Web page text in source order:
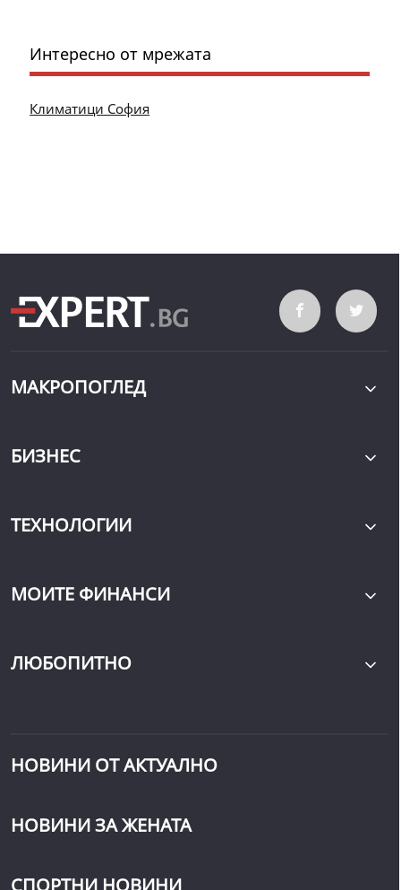
Интересно от мрежата
Климатици София
МАКРОПОГЛЕД
БИЗНЕС
ТЕХНОЛОГИИ
МОИТЕ ФИНАНСИ
ЛЮБОПИТНО
НОВИНИ ОТ АКТУАЛНО
НОВИНИ ЗА ЖЕНАТА
СПОРТНИ НОВИНИ